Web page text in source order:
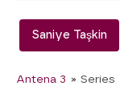
Saniye Taşkin
Antena 3 » Series